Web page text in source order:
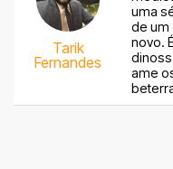
Tarik
Fernandes
uma
de um
novo.
ame